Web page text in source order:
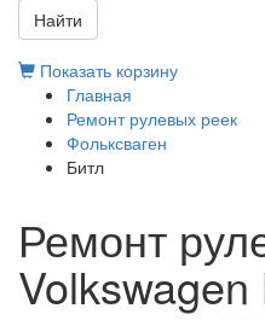
Найти
Показать корзину
Главная
Ремонт рулевых реек
Фольксваген
Битл
Ремонт
Volkswagen